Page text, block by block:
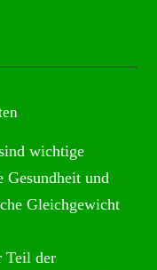
wichtige
Gesundheit und
Gleichgewicht
Teil der